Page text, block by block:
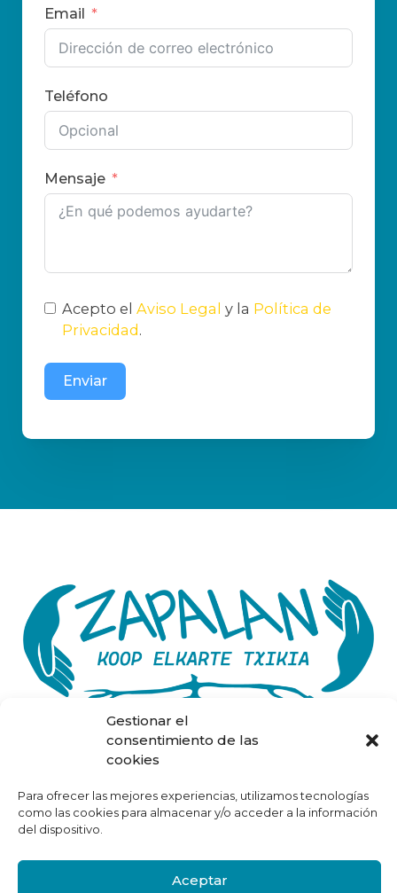
Gestionar el
consentimiento de las
cookies
Para ofrecer las mejores experiencias, utilizamos tecnologías
como las cookies para almacenar y/o acceder a la información
del dispositivo.
Aceptar
Email
Teléfono
Mensaje
Acepto el Aviso Legal y la Política de
Privacidad.
Enviar
Sobre Nosotros
Proyectos
Contacto